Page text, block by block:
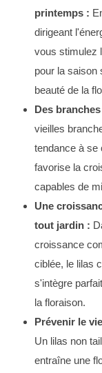
printemps :
dirigeant
vous stimulez
pour la saison
beauté de la
Des
vieilles
tendance à se
favorise la
capables de
Une
tout jardin :
croissance
ciblée, le lilas
s'intègre
la floraison.
Prévenir le
Un lilas non
entraîne une